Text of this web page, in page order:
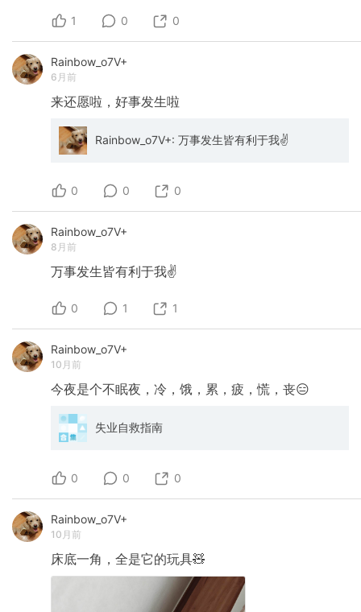
1 0 0
Rainbow_o7V+
6月前
来还愿啦，好事发生啦
Rainbow_o7V+: 万事发生皆有利于我✌️
0 0 0
Rainbow_o7V+
8月前
万事发生皆有利于我✌️
0 1 1
Rainbow_o7V+
10月前
今夜是个不眠夜，冷，饿，累，疲，慌，丧😑
失业自救指南
0 0 0
Rainbow_o7V+
10月前
床底一角，全是它的玩具🧸